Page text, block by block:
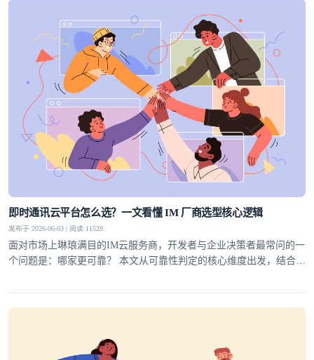
即时通讯云平台怎么选？一文看懂 IM 厂商选型核心逻辑
发布于 2026-06-03 | 阅读 11528
面对市场上琳琅满目的IM云服务商，开发者与企业决策者最常问的一
个问题是：哪家更可靠？ 本文从可靠性判定的核心维度出发，结合行